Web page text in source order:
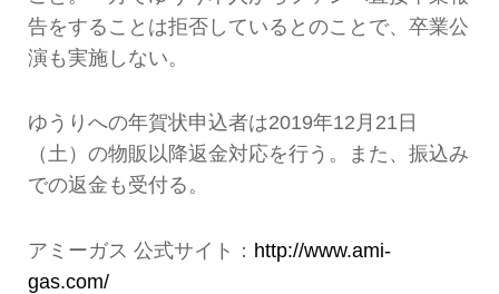
告をすることは拒否しているとのことで、卒業公
演も実施しない。
ゆうりへの年賀状申込者は2019年12月21日
（土）の物販以降返金対応を行う。また、振込み
での返金も受付る。
アミーガス 公式サイト： http://www.ami-
gas.com/